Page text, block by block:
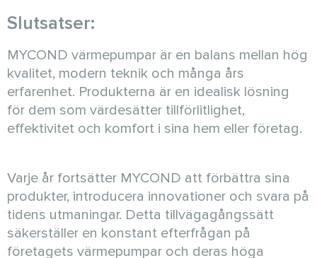
Slutsatser:
MYCOND värmepumpar är en balans mellan hög
kvalitet, modern teknik och många års
erfarenhet. Produkterna är en idealisk lösning
för dem som värdesätter tillförlitlighet,
effektivitet och komfort i sina hem eller företag.
Varje år fortsätter MYCOND att förbättra sina
produkter, introducera innovationer och svara på
tidens utmaningar. Detta tillvägagångssätt
säkerställer en konstant efterfrågan på
företagets värmepumpar och deras höga